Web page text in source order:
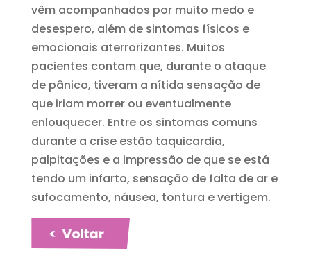
vêm acompanhados por muito medo e
desespero, além de sintomas físicos e
emocionais aterrorizantes. Muitos
pacientes contam que, durante o ataque
de pânico, tiveram a nítida sensação de
que iriam morrer ou eventualmente
enlouquecer. Entre os sintomas comuns
durante a crise estão taquicardia,
palpitações e a impressão de que se está
tendo um infarto, sensação de falta de ar e
sufocamento, náusea, tontura e vertigem.